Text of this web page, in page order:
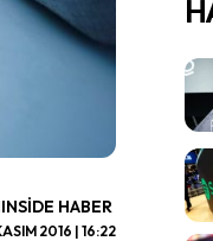
HABER
2016 | 16:22